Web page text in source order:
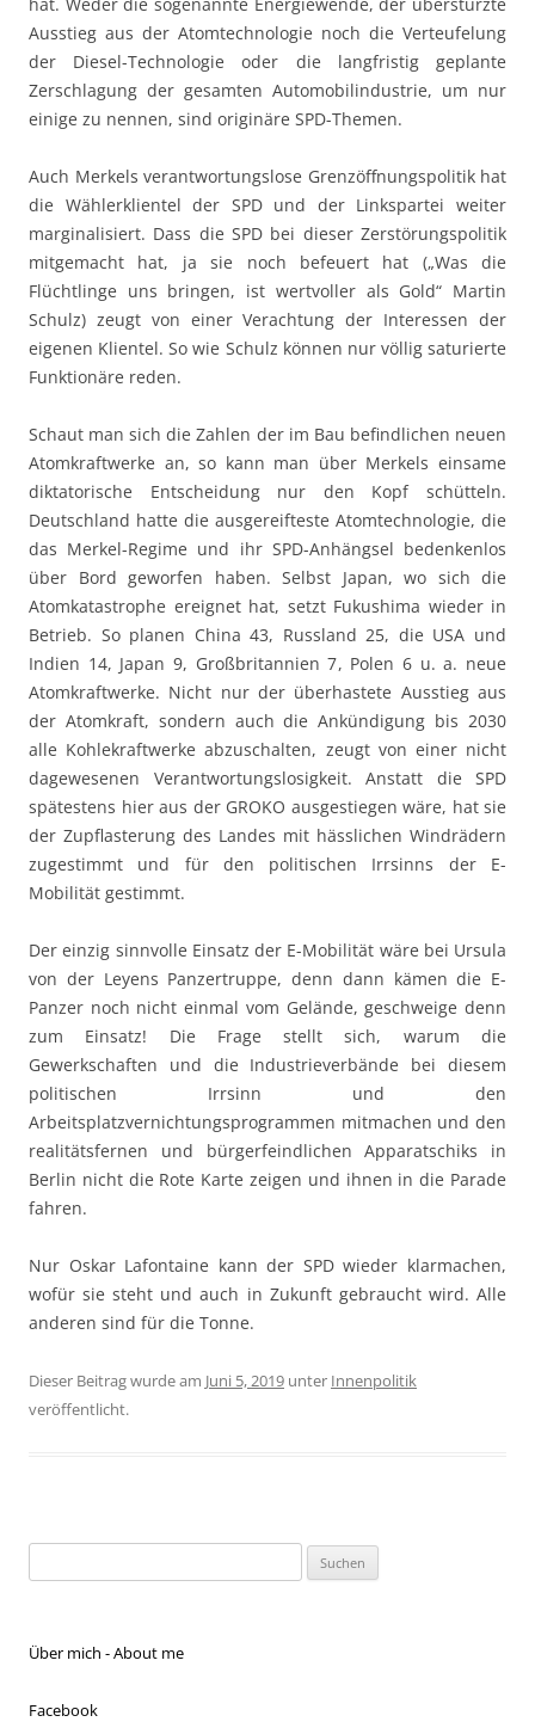
Ausstieg aus der Atomtechnologie noch die Verteufelung
der Diesel-Technologie oder die langfristig geplante
Zerschlagung der gesamten Automobilindustrie, um nur
einige zu nennen, sind originäre SPD-Themen.
Auch Merkels verantwortungslose Grenzöffnungspolitik hat
die Wählerklientel der SPD und der Linkspartei weiter
marginalisiert. Dass die SPD bei dieser Zerstörungspolitik
mitgemacht hat, ja sie noch befeuert hat („Was die
Flüchtlinge uns bringen, ist wertvoller als Gold“ Martin
Schulz) zeugt von einer Verachtung der Interessen der
eigenen Klientel. So wie Schulz können nur völlig saturierte
Funktionäre reden.
Schaut man sich die Zahlen der im Bau befindlichen neuen
Atomkraftwerke an, so kann man über Merkels einsame
diktatorische Entscheidung nur den Kopf schütteln.
Deutschland hatte die ausgereifteste Atomtechnologie, die
das Merkel-Regime und ihr SPD-Anhängsel bedenkenlos
über Bord geworfen haben. Selbst Japan, wo sich die
Atomkatastrophe ereignet hat, setzt Fukushima wieder in
Betrieb. So planen China 43, Russland 25, die USA und
Indien 14, Japan 9, Großbritannien 7, Polen 6 u. a. neue
Atomkraftwerke. Nicht nur der überhastete Ausstieg aus
der Atomkraft, sondern auch die Ankündigung bis 2030
alle Kohlekraftwerke abzuschalten, zeugt von einer nicht
dagewesenen Verantwortungslosigkeit. Anstatt die SPD
spätestens hier aus der GROKO ausgestiegen wäre, hat sie
der Zupflasterung des Landes mit hässlichen Windrädern
zugestimmt und für den politischen Irrsinns der E-
Mobilität gestimmt.
Der einzig sinnvolle Einsatz der E-Mobilität wäre bei Ursula
von der Leyens Panzertruppe, denn dann kämen die E-
Panzer noch nicht einmal vom Gelände, geschweige denn
zum Einsatz! Die Frage stellt sich, warum die
Gewerkschaften und die Industrieverbände bei diesem
politischen Irrsinn und den
Arbeitsplatzvernichtungsprogrammen mitmachen und den
realitätsfernen und bürgerfeindlichen Apparatschiks in
Berlin nicht die Rote Karte zeigen und ihnen in die Parade
fahren.
Nur Oskar Lafontaine kann der SPD wieder klarmachen,
wofür sie steht und auch in Zukunft gebraucht wird. Alle
anderen sind für die Tonne.
Dieser Beitrag wurde am Juni 5, 2019 unter Innenpolitik
veröffentlicht.
nach:
Über mich - About me
Facebook